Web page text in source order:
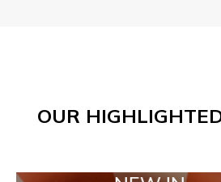
OUR